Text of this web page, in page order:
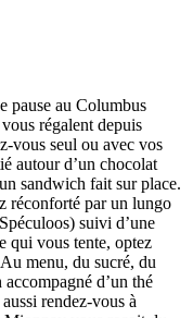
pause au Columbus
régalent depuis
vous seul ou avec vos
autour d’un chocolat
sandwich fait sur place.
réconforté par un lungo
suivi d’une
qui vous tente, optez
menu, du sucré, du
d’un thé
rendez-vous à